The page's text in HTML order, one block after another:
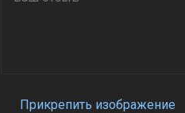
Прикрепить изображение